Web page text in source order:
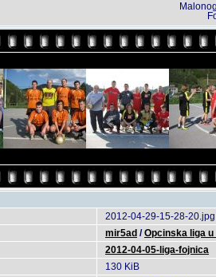
2012-04-29-15-28-20.jpg
mir5ad /Opcinska liga
2012-04-05-liga-fojnica
130 KiB